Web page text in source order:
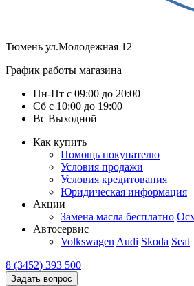
Тюмень ул.Молодежная 12
График работы магазина
Пн-Пт с 09:00 до 20:00
Сб с 10:00 до 19:00
Вс Выходной
Как купить
Помощь покупателю
Условия продажи
Условия кредитования
Юридическая информация
Акции
Замена масла бесплатно
Автосервис
Volkswagen Audi Skoda Seat
8 (3452) 393 500
Задать вопрос